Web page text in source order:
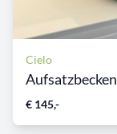
Cielo
Aufsatzbecken
€ 145,-